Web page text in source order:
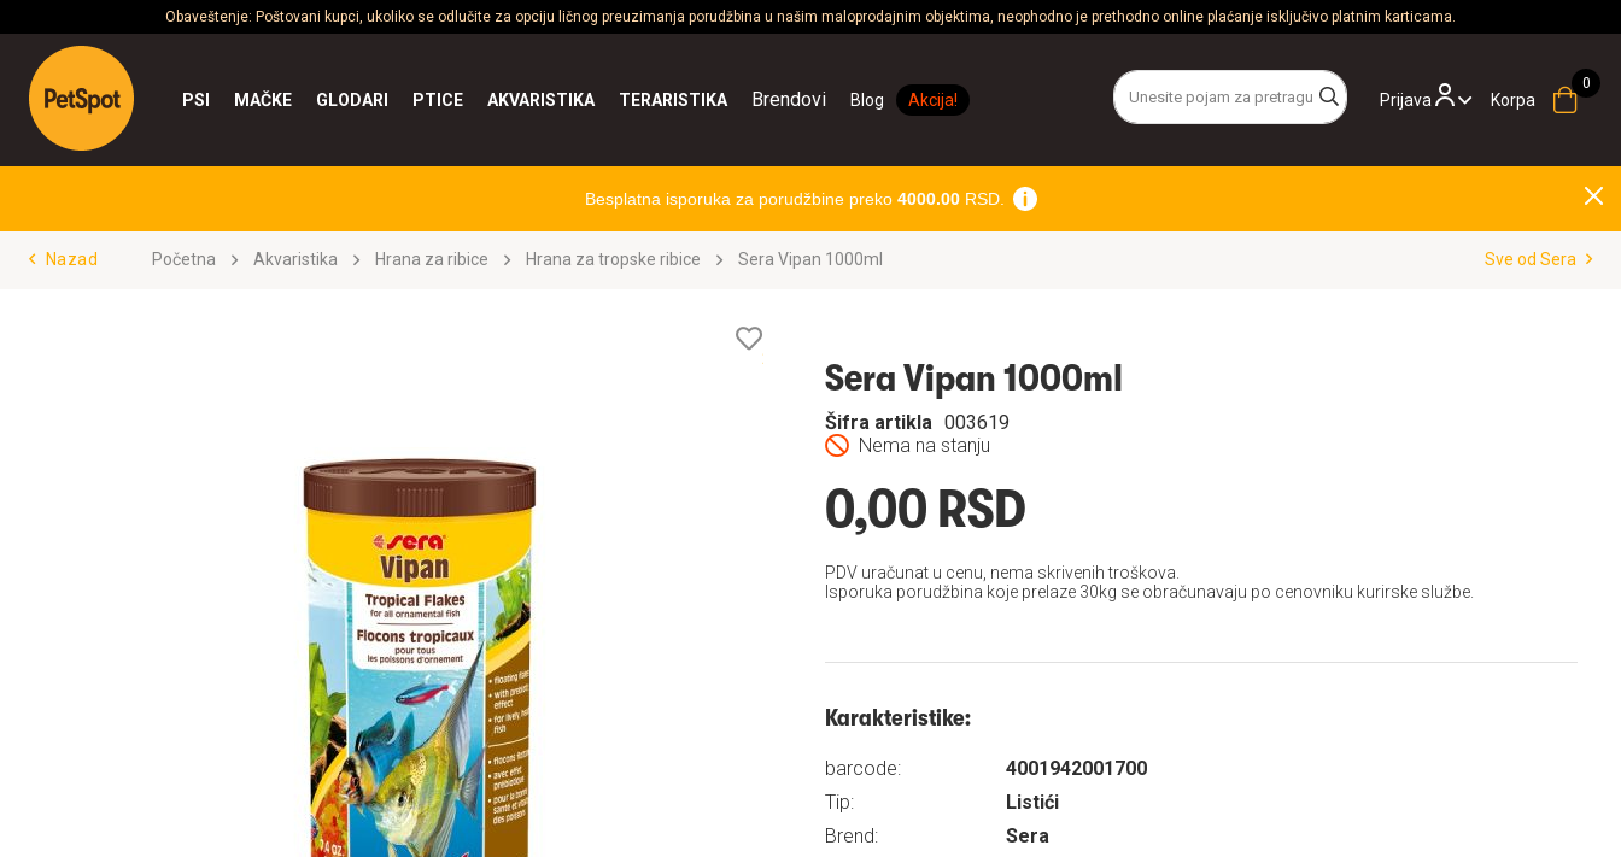
Obaveštenje: Poštovani kupci, ukoliko se odlučite za opciju ličnog preuzimanja porudžbina u našim maloprodajnim objektima, neophodno je prethodno online plaćanje isključivo platnim karticama.
Prijava
PSI MAČKE GLODARI PTICE AKVARISTIKA TERARISTIKA Brendovi Blog Akcija! Korpa
Besplatna isporuka za porudžbine preko 4000.00RSD.
Nazad Početna Akvaristika Hrana za ribice Hrana za tropske ribice Sera Vipan 1000ml Sve od Sera
želja
Sera Vipan 1000ml
Nema na stanju
Šifra artikla 003619
0,00 RSD
PDV uračunat u cenu, nema skrivenih troškova.
Isporuka porudžbina koje prelaze 30kg se obračunavaju po cenovniku kurirske službe.
Karakteristike:
barcode:
4001942001700
Tip:
Listići
Brend:
Sera